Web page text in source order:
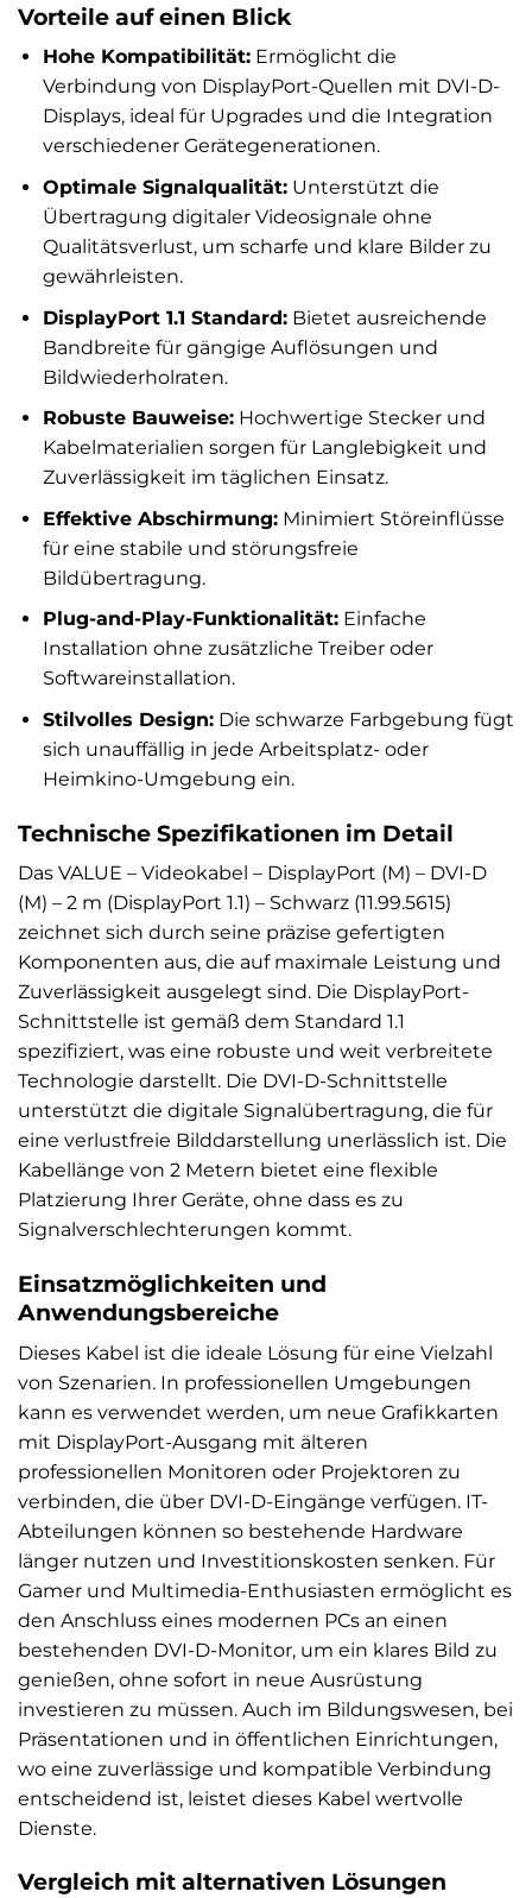
Vorteile auf einen Blick
Hohe Kompatibilität:Ermöglicht die
Verbindung von DisplayPort-Quellen mit DVI-D-
Displays, ideal für Upgrades und die Integration
verschiedener Gerätegenerationen.
Optimale Signalqualität:Unterstützt die
Übertragung digitaler Videosignale ohne
Qualitätsverlust, um scharfe und klare Bilder zu
gewährleisten.
DisplayPort 1.1 Standard:Bietet ausreichende
Bandbreite für gängige Auflösungen und
Bildwiederholraten.
Robuste Bauweise:Hochwertige Stecker und
Kabelmaterialien sorgen für Langlebigkeit und
Zuverlässigkeit im täglichen Einsatz.
Effektive Abschirmung:Minimiert Störeinflüsse
für eine stabile und störungsfreie
Bildübertragung.
Plug-and-Play-Funktionalität:Einfache
Installation ohne zusätzliche Treiber oder
Softwareinstallation.
Stilvolles Design:Die schwarze Farbgebung fügt
sich unauffällig in jede Arbeitsplatz- oder
Heimkino-Umgebung ein.
Technische Spezifikationen im Detail
Das VALUE – Videokabel – DisplayPort (M) – DVI-D
(M) – 2 m (DisplayPort 1.1) – Schwarz (11.99.5615)
zeichnet sich durch seine präzise gefertigten
Komponenten aus, die auf maximale Leistung und
Zuverlässigkeit ausgelegt sind. Die DisplayPort-
Schnittstelle ist gemäß dem Standard 1.1
spezifiziert, was eine robuste und weit verbreitete
Technologie darstellt. Die DVI-D-Schnittstelle
unterstützt die digitale Signalübertragung, die für
eine verlustfreie Bilddarstellung unerlässlich ist. Die
Kabellänge von 2 Metern bietet eine flexible
Platzierung Ihrer Geräte, ohne dass es zu
Signalverschlechterungen kommt.
Einsatzmöglichkeiten und
Anwendungsbereiche
Dieses Kabel ist die ideale Lösung für eine Vielzahl
von Szenarien. In professionellen Umgebungen
kann es verwendet werden, um neue Grafikkarten
mit DisplayPort-Ausgang mit älteren
professionellen Monitoren oder Projektoren zu
verbinden, die über DVI-D-Eingänge verfügen. IT-
Abteilungen können so bestehende Hardware
länger nutzen und Investitionskosten senken. Für
Gamer und Multimedia-Enthusiasten ermöglicht es
den Anschluss eines modernen PCs an einen
bestehenden DVI-D-Monitor, um ein klares Bild zu
genießen, ohne sofort in neue Ausrüstung
investieren zu müssen. Auch im Bildungswesen, bei
Präsentationen und in öffentlichen Einrichtungen,
wo eine zuverlässige und kompatible Verbindung
entscheidend ist, leistet dieses Kabel wertvolle
Dienste.
Vergleich mit alternativen Lösungen